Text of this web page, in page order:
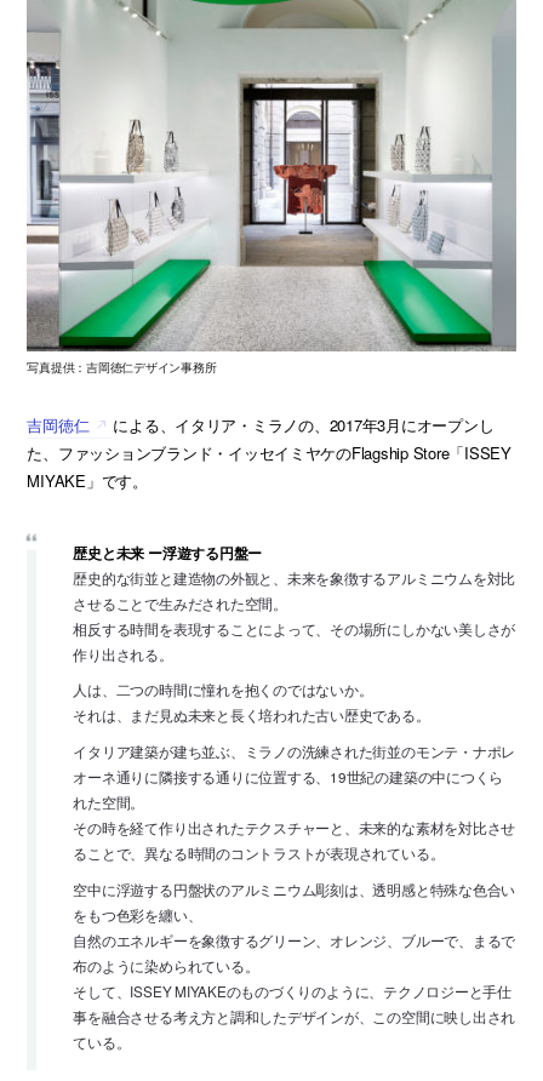
写真提供：吉岡徳仁デザイン事務所
吉岡徳仁
による、イタリア・ミラノの、2017年3月にオープンし
た、ファッションブランド・イッセイミヤケのFlagship Store「ISSEY
MIYAKE」です。
歴史と未来 ー浮遊する円盤ー
歴史的な街並と建造物の外観と、未来を象徴するアルミニウムを対比
させることで生みだされた空間。
相反する時間を表現することによって、その場所にしかない美しさが
作り出される。
人は、二つの時間に憧れを抱くのではないか。
それは、まだ見ぬ未来と長く培われた古い歴史である。
イタリア建築が建ち並ぶ、ミラノの洗練された街並のモンテ・ナポレ
オーネ通りに隣接する通りに位置する、19世紀の建築の中につくら
れた空間。
その時を経て作り出されたテクスチャーと、未来的な素材を対比させ
ることで、異なる時間のコントラストが表現されている。
空中に浮遊する円盤状のアルミニウム彫刻は、透明感と特殊な色合い
をもつ色彩を纏い、
自然のエネルギーを象徴するグリーン、オレンジ、ブルーで、まるで
布のように染められている。
そして、ISSEY MIYAKEのものづくりのように、テクノロジーと手仕
事を融合させる考え方と調和したデザインが、この空間に映し出され
ている。